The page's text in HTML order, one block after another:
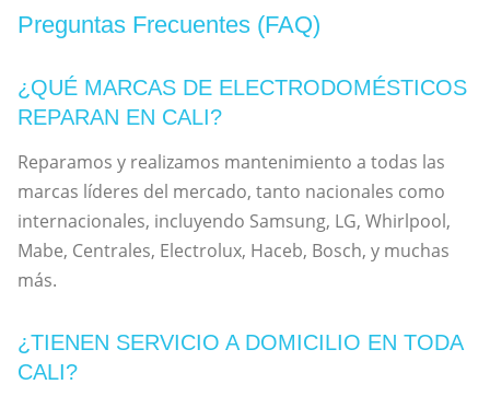
Preguntas Frecuentes (FAQ)
¿QUÉ MARCAS DE ELECTRODOMÉSTICOS
REPARAN EN CALI?
Reparamos y realizamos mantenimiento a todas las
marcas líderes del mercado, tanto nacionales como
internacionales, incluyendo Samsung, LG, Whirlpool,
Mabe, Centrales, Electrolux, Haceb, Bosch, y muchas
más.
¿TIENEN SERVICIO A DOMICILIO EN TODA
CALI?